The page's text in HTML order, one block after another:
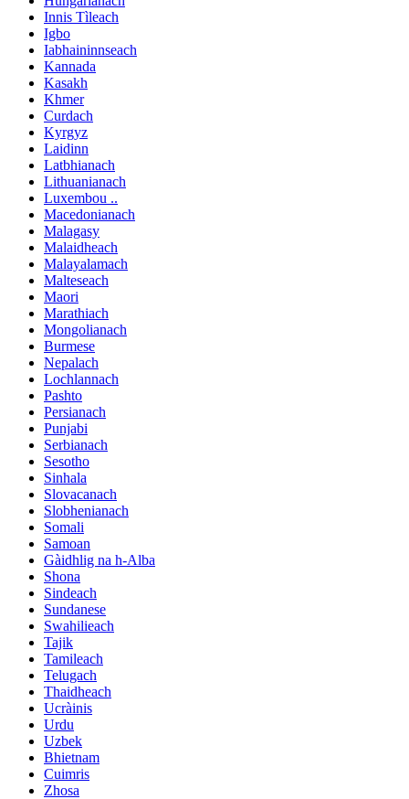
Innis Tìleach
Igbo
Iabhaininnseach
Kannada
Kasakh
Khmer
Curdach
Kyrgyz
Laidinn
Latbhianach
Lithuanianach
Luxembou ..
Macedonianach
Malagasy
Malaidheach
Malayalamach
Malteseach
Maori
Marathiach
Mongolianach
Burmese
Nepalach
Lochlannach
Pashto
Persianach
Punjabi
Serbianach
Sesotho
Sinhala
Slovacanach
Slobhenianach
Somali
Samoan
Gàidhlig na h-Alba
Shona
Sindeach
Sundanese
Swahilieach
Tajik
Tamileach
Telugach
Thaidheach
Ucràinis
Urdu
Uzbek
Bhietnam
Cuimris
Zhosa